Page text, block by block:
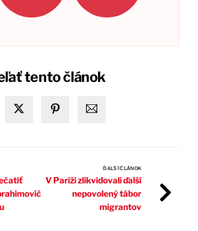
tento článok
ĎALŠÍ ČLÁNOK
V Paríži zlikvidovali ďalší
nepovolený tábor
migrantov